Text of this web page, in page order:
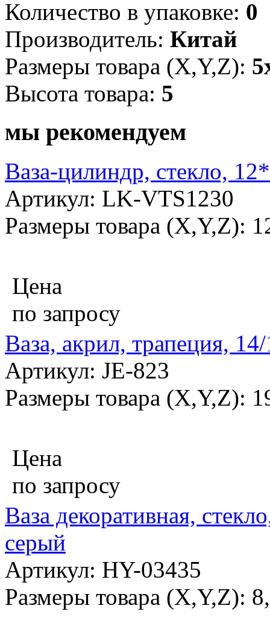
Количество в упаковке: 0
Производитель: Китай
Размеры товара (X,Y,Z):
Высота товара: 5
мы рекомендуем
Ваза-цилиндр, стекло,
Артикул: LK-VTS1230
Размеры товара (X,Y,Z):
Цена
по запросу
Ваза, акрил, трапеция,
Артикул: JE-823
Размеры товара (X,Y,Z):
Цена
по запросу
Ваза декоративная,
серый
Артикул: HY-03435
Размеры товара (X,Y,Z):